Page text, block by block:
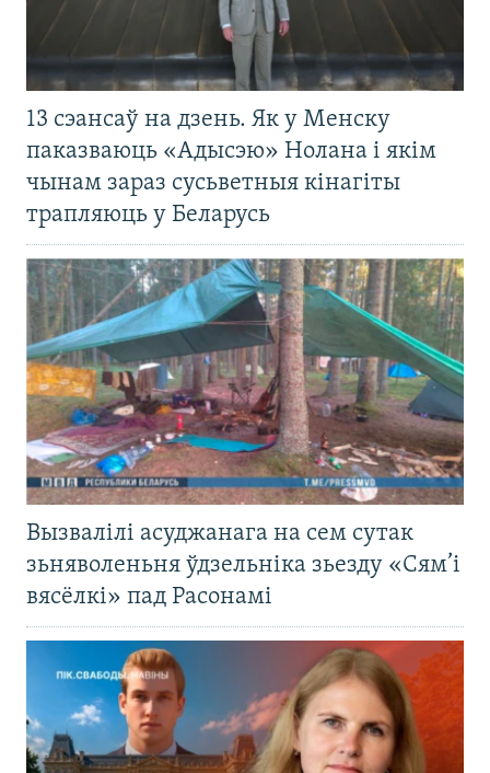
13 сэансаў на дзень. Як у Менску
паказваюць «Адысэю» Нолана і якім
чынам зараз сусьветныя кінагіты
трапляюць у Беларусь
Вызвалілі асуджанага на сем сутак
зьняволеньня ўдзельніка зьезду «Сям’і
вясёлкі» пад Расонамі